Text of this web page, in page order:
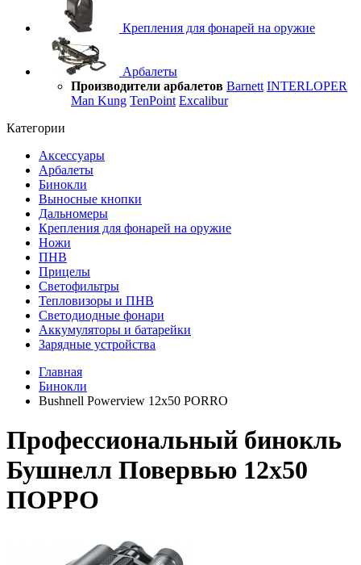
Крепления для фонарей на оружие
Арбалеты
Производители арбалетов Barnett INTERLOPER
Man Kung TenPoint Excalibur
Категории
Аксессуары
Арбалеты
Бинокли
Выносные кнопки
Дальномеры
Крепления для фонарей на оружие
Ножи
ПНВ
Прицелы
Светофильтры
Тепловизоры и ПНВ
Светодиодные фонари
Аккумуляторы и батарейки
Зарядные устройства
Главная
Бинокли
Bushnell Powerview 12x50 PORRO
Профессиональный бинокль
Бушнелл Повервью 12х50
ПОРРО